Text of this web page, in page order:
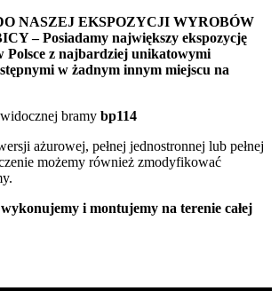
NASZEJ EKSPOZYCJI WYROBÓW
– Posiadamy największy ekspozycję
Polsce z najbardziej unikatowymi
w żadnym innym miejscu na
bramy bp114
ażurowej, pełnej jednostronnej lub pełnej
możemy również zmodyfikować
i montujemy na terenie całej